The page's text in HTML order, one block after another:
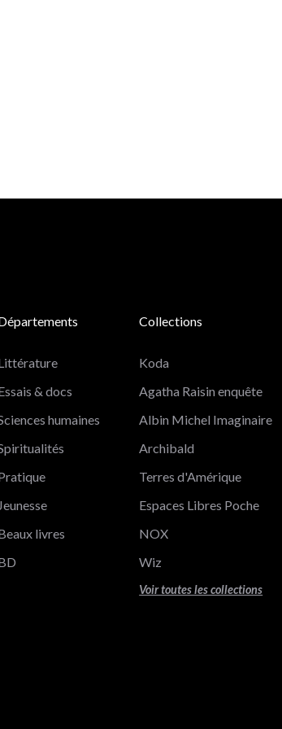
& docs
humaines
Jeunesse
livres
Collections
Koda
Agatha Raisin enquête
Albin Michel Imaginaire
Archibald
Terres d'Amérique
Espaces Libres Poche
NOX
Wiz
Voir toutes les collections